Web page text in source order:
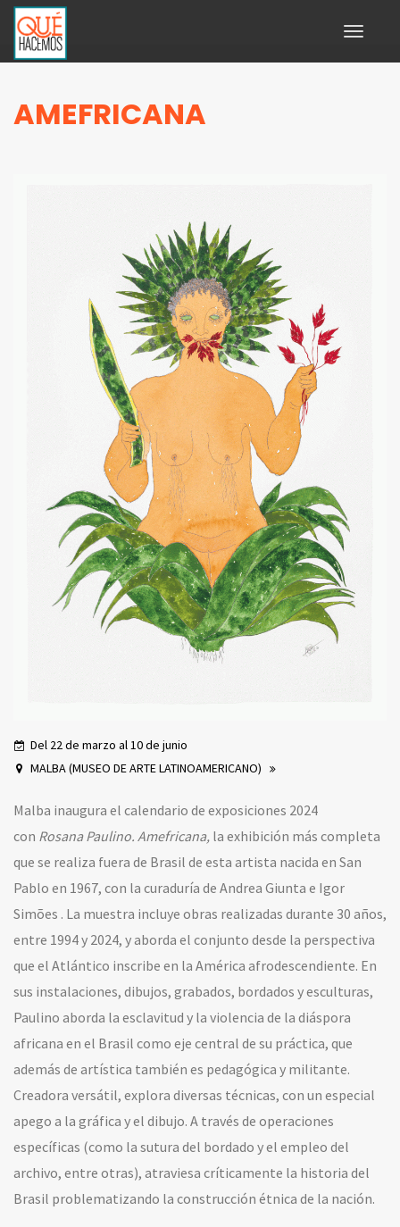
Toggle
AMEFRICANA
Del 22 de marzo al 10 de junio
MALBA (MUSEO DE ARTE LATINOAMERICANO)
Malba inaugura el calendario de exposiciones 2024
con Rosana Paulino. Amefricana, la exhibición más completa
que se realiza fuera de Brasil de esta artista nacida en San
Pablo en 1967, con la curaduría de Andrea Giunta e Igor
Simões . La muestra incluye obras realizadas durante 30 años,
entre 1994 y 2024, y aborda el conjunto desde la perspectiva
que el Atlántico inscribe en la América afrodescendiente. En
sus instalaciones, dibujos, grabados, bordados y esculturas,
Paulino aborda la esclavitud y la violencia de la diáspora
africana en el Brasil como eje central de su práctica, que
además de artística también es pedagógica y militante.
Creadora versátil, explora diversas técnicas, con un especial
apego a la gráfica y el dibujo. A través de operaciones
específicas (como la sutura del bordado y el empleo del
archivo, entre otras), atraviesa críticamente la historia del
Brasil problematizando la construcción étnica de la nación.